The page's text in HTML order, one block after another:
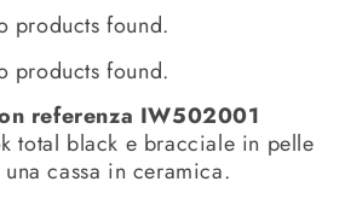
products found.
products found.
referenza IW502001
total black e bracciale in pelle
cassa in ceramica.